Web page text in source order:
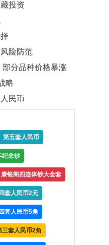
投资
险防范
分品种价格暴涨
略
民币
第五套人民币
纪念钞
康银阁四连体钞大全套
套人民币2元
套人民币5角
三套人民币2角